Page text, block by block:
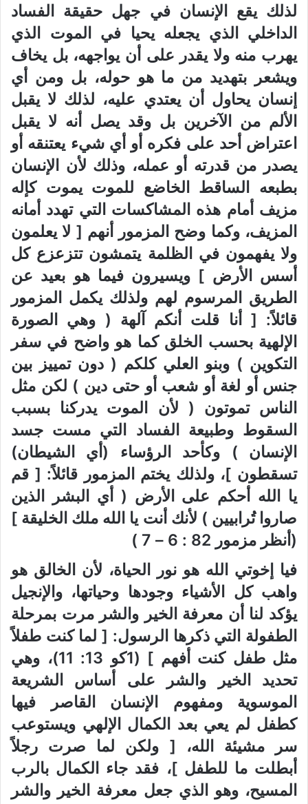
لذلك يقع الإنسان في جهل حقيقة الفساد
الداخلي الذي يجعله يحيا في الموت الذي
يهرب منه ولا يقدر على أن يواجهه، بل يخاف
ويشعر بتهديد من ما هو حوله، بل ومن أي
إنسان يحاول أن يعتدي عليه، لذلك لا يقبل
الألم من الآخرين بل وقد يصل أنه لا يقبل
اعتراض أحد على فكره أو أي شيء يعتنقه أو
يصدر من قدرته أو عمله، وذلك لأن الإنسان
بطبعه الساقط الخاضع للموت يموت كإله
مزيف أمام هذه المشاكسات التي تهدد أمانه
المزيف، وكما وضح المزمور أنهم [ لا يعلمون
ولا يفهمون في الظلمة يتمشون تتزعزع كل
أسس الأرض ] ويسيرون فيما هو بعيد عن
الطريق المرسوم لهم ولذلك يكمل المزمور
قائلاً: [ أنا قلت أنكم آلهة ( وهي الصورة
الإلهية بحسب الخلق كما هو واضح في سفر
التكوين ) وبنو العلي كلكم ( دون تمييز بين
جنس أو لغة أو شعب أو حتى دين ) لكن مثل
الناس تموتون ( لأن الموت يدركنا بسبب
السقوط وطبيعة الفساد التي مست جسد
الإنسان ) وكأحد الرؤساء (أي الشيطان)
تسقطون ]، ولذلك يختم المزمور قائلاً: [ قم
يا الله أحكم على الأرض ( أي البشر الذين
صاروا تُرابيين ) لأنك أنت يا الله ملك الخليقة ]
(أنظر مزمور 82 : 6 – 7 )
فيا إخوتي الله هو نور الحياة، لأن الخالق هو
واهب كل الأشياء وجودها وحياتها، والإنجيل
يؤكد لنا أن معرفة الخير والشر مرت بمرحلة
الطفولة التي ذكرها الرسول: [ لما كنت طفلاً
مثل طفل كنت أفهم ] (1كو 13: 11)، وهي
تحديد الخير والشر على أساس الشريعة
الموسوية ومفهوم الإنسان القاصر فيها
كطفل لم يعي بعد الكمال الإلهي ويستوعب
سر مشيئة الله، [ ولكن لما صرت رجلاً
أبطلت ما للطفل ]، فقد جاء الكمال بالرب
المسيح، وهو الذي جعل معرفة الخير والشر